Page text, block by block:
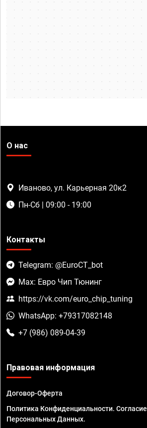
О нас
Иваново, ул. Карьерная 20к2
Пн-Сб | 09:00 - 19:00
Контакты
Telegram: @EuroCT_bot
Max: Евро Чип Тюнинг
https://vk.com/euro_chip_tuning
WhatsApp: +79317082148
+7 (986) 089-04-39
Правовая информация
Договор-Оферта
Политика Конфиденциальности.
Персональных Данных.